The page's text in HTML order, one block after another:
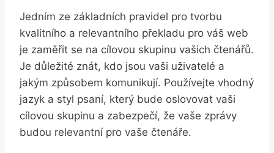
Jedním ze základních pravidel pro tvorbu
kvalitního a relevantního překladu pro váš web
je zaměřit se na cílovou skupinu vašich čtenářů.
Je důležité znát, kdo jsou vaši uživatelé a
jakým způsobem komunikují. Používejte vhodný
jazyk a styl psaní, který bude oslovovat vaši
cílovou skupinu a zabezpečí, že vaše zprávy
budou relevantní pro vaše čtenáře.